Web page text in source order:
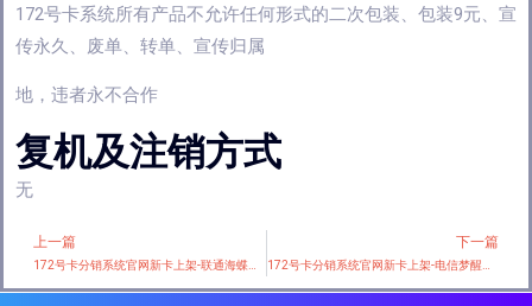
172号卡系统所有产品不允许任何形式的二次包装、包装9元、宣
传永久、废单、转单、宣传归属
地，违者永不合作
复机及注销方式
无
Prev
上一篇 下一篇